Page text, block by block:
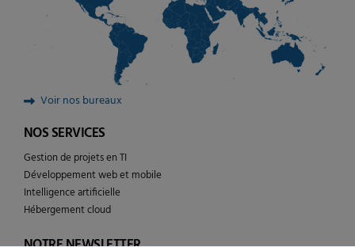
Voir nos bureaux
NOS SERVICES
Gestion de projets en TI
Développement web et mobile
Intelligence artificielle
Hébergement cloud